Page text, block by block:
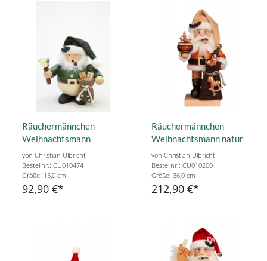
Räuchermännchen
Weihnachtsmann
von Christian Ulbricht
Bestellnr.: CU010474
Größe: 15,0 cm
92,90 €
Räuchermännchen
Weihnachtsmann natur
von Christian Ulbricht
Bestellnr.: CU010200
Größe: 36,0 cm
212,90 €